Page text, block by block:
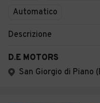
Automatico
Descrizione
D.E MOTORS
San Giorgio di Piano